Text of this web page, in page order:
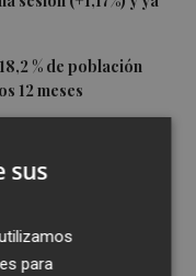
% de población
12 meses
sus
para